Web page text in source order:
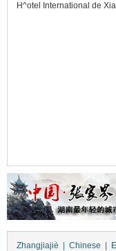
H^otel International de
Zhangjiajiè Chinese